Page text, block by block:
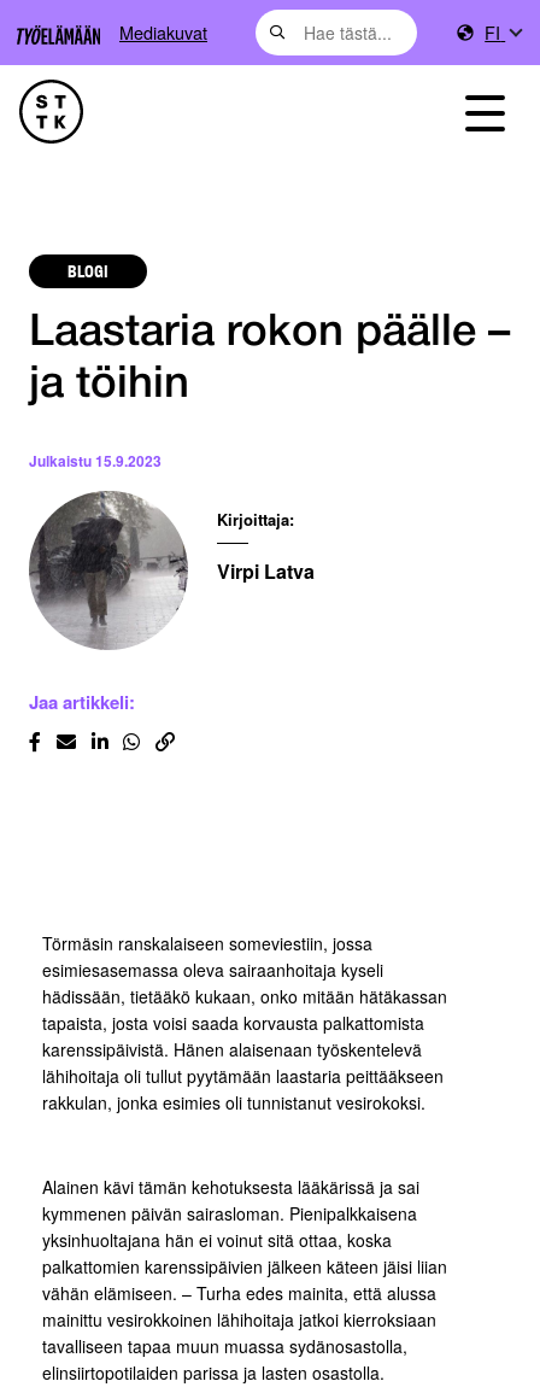
Mediakuvat FI
BLOGI
Laastaria rokon päälle –
ja töihin
Julkaistu15.9.2023
Kirjoittaja:
Virpi Latva
Jaa artikkeli:
Törmäsin ranskalaiseen someviestiin, jossa
esimiesasemassa oleva sairaanhoitaja kyseli
hädissään, tietääkö kukaan, onko mitään hätäkassan
tapaista, josta voisi saada korvausta palkattomista
karenssipäivistä. Hänen alaisenaan työskentelevä
lähihoitaja oli tullut pyytämään laastaria peittääkseen
rakkulan, jonka esimies oli tunnistanut vesirokoksi.
Alainen kävi tämän kehotuksesta lääkärissä ja sai
kymmenen päivän sairasloman. Pienipalkkaisena
yksinhuoltajana hän ei voinut sitä ottaa, koska
palkattomien karenssipäivien jälkeen käteen jäisi liian
vähän elämiseen. – Turha edes mainita, että alussa
mainittu vesirokkoinen lähihoitaja jatkoi kierroksiaan
tavalliseen tapaa muun muassa sydänosastolla,
elinsiirtopotilaiden parissa ja lasten osastolla.